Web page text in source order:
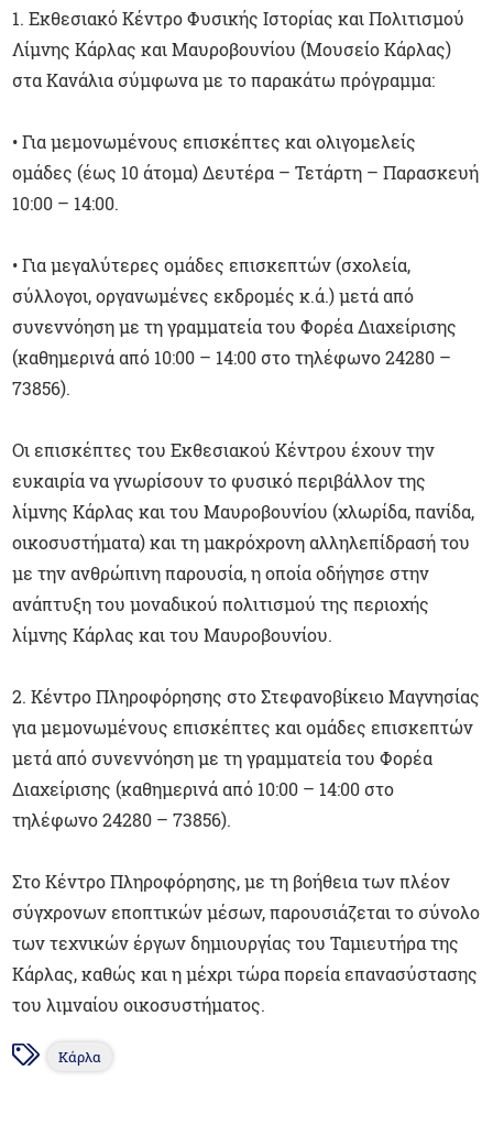
1. Εκθεσιακό Κέντρο Φυσικής Ιστορίας και Πολιτισμού
Λίμνης Κάρλας και Μαυροβουνίου (Μουσείο Κάρλας)
στα Κανάλια σύμφωνα με το παρακάτω πρόγραμμα:
• Για μεμονωμένους επισκέπτες και ολιγομελείς
ομάδες (έως 10 άτομα) Δευτέρα – Τετάρτη – Παρασκευή
10:00 – 14:00.
• Για μεγαλύτερες ομάδες επισκεπτών (σχολεία,
σύλλογοι, οργανωμένες εκδρομές κ.ά.) μετά από
συνεννόηση με τη γραμματεία του Φορέα Διαχείρισης
(καθημερινά από 10:00 – 14:00 στο τηλέφωνο 24280 –
73856).
Οι επισκέπτες του Εκθεσιακού Κέντρου έχουν την
ευκαιρία να γνωρίσουν το φυσικό περιβάλλον της
λίμνης Κάρλας και του Μαυροβουνίου (χλωρίδα, πανίδα,
οικοσυστήματα) και τη μακρόχρονη αλληλεπίδρασή του
με την ανθρώπινη παρουσία, η οποία οδήγησε στην
ανάπτυξη του μοναδικού πολιτισμού της περιοχής
λίμνης Κάρλας και του Μαυροβουνίου.
2. Κέντρο Πληροφόρησης στο Στεφανοβίκειο Μαγνησίας
για μεμονωμένους επισκέπτες και ομάδες επισκεπτών
μετά από συνεννόηση με τη γραμματεία του Φορέα
Διαχείρισης (καθημερινά από 10:00 – 14:00 στο
τηλέφωνο 24280 – 73856).
Στο Κέντρο Πληροφόρησης, με τη βοήθεια των πλέον
σύγχρονων εποπτικών μέσων, παρουσιάζεται το σύνολο
των τεχνικών έργων δημιουργίας του Ταμιευτήρα της
Κάρλας, καθώς και η μέχρι τώρα πορεία επανασύστασης
του λιμναίου οικοσυστήματος.
Κάρλα